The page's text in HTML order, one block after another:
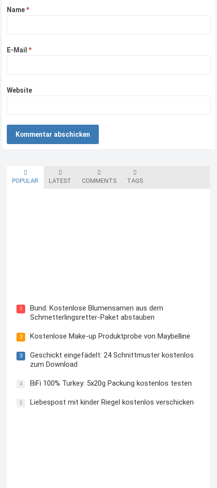
Name*
E-Mail*
Website
POPULAR LATEST COMMENTS TAGS
1
Bund: Kostenlose Blumensamen aus dem
Schmetterlingsretter-Paket abstauben
2 Kostenlose Make-up Produktprobe von Maybelline
3
Geschickt eingefädelt: 24 Schnittmuster kostenlos
zum Download
4 BiFi 100% Turkey: 5x20g Packung kostenlos testen
5 Liebespost mit kinder Riegel kostenlos verschicken